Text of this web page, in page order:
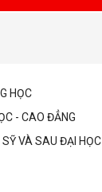
HỌC
- CAO ĐẲNG
VÀ SAU ĐẠI HỌC